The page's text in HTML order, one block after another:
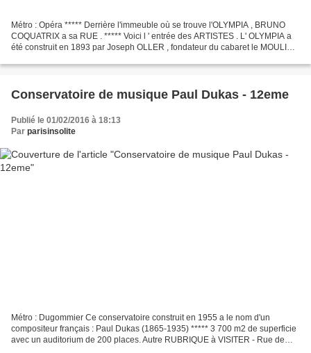
Métro : Opéra ***** Derrière l'immeuble où se trouve l'OLYMPIA , BRUNO
COQUATRIX a sa RUE . ***** Voici l ' entrée des ARTISTES . L' OLYMPIA a
été construit en 1893 par Joseph OLLER , fondateur du cabaret le MOULIN
Conservatoire de musique Paul Dukas - 12eme
Publié le 01/02/2016 à 18:13
Par parisinsolite
Métro : Dugommier Ce conservatoire construit en 1955 a le nom d'un
compositeur français : Paul Dukas (1865-1935) ***** 3 700 m2 de superficie
avec un auditorium de 200 places. Autre RUBRIQUE à VISITER - Rue de